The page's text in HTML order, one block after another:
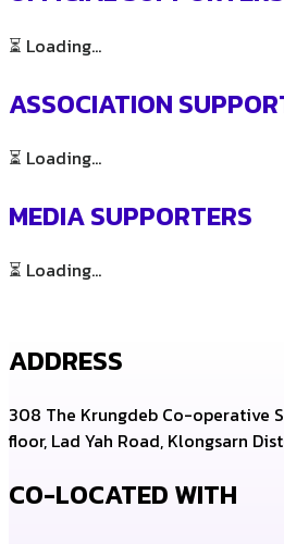
⏳ Loading...
ASSOCIATION
⏳ Loading...
MEDIA SUPPORTERS
⏳ Loading...
ADDRESS
308 The Krungdeb Co-operative
floor, Lad Yah Road, Klongsarn
CO-LOCATED WITH